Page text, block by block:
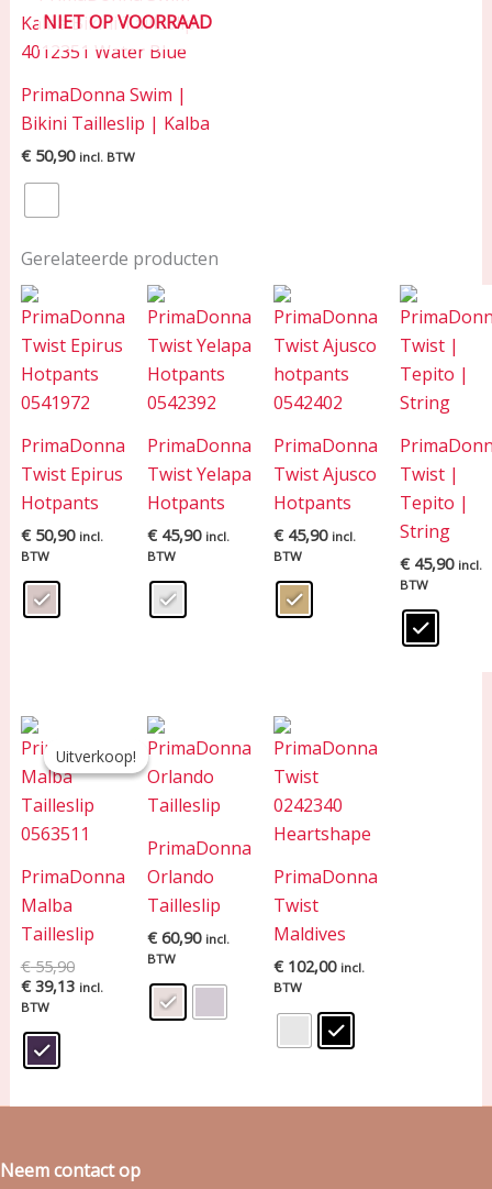
NIET OP VOORRAAD
PrimaDonna Swim |
Bikini Tailleslip | Kalba
€50,90 incl. BTW
Gerelateerde producten
PrimaDonna
Twist Epirus
Hotpants
€50,90 incl.
BTW
PrimaDonna
Twist Yelapa
Hotpants
€45,90 incl.
BTW
PrimaDonna
Twist Ajusco
Hotpants
€45,90 incl.
BTW
Twist |
Tepito |
String
€45,90 incl.
BTW
Uitverkoop!
Uitverkoop!
PrimaDonna
Malba
Tailleslip
€55,90
Oorspronkelijke
was:
€ 55,90.
€39,13
is:
€ 39,13.
incl.
BTW
PrimaDonna
Orlando
Tailleslip
€60,90 incl.
BTW
PrimaDonna
Twist
Maldives
€102,00 incl.
BTW
Neem contact op